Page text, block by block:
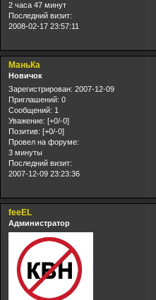
2 часа 47 минут
Последний визит:
2008-02-17 23:57:11
МаньКа
Новичок
Зарегистрирован: 2007-12-09
Приглашений: 0
Сообщений: 1
Уважение: [+0/-0]
Позитив: [+0/-0]
Провел на форуме:
3 минуты
Последний визит:
2007-12-09 23:23:36
feeEL
Администратор